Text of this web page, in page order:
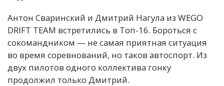
Антон Сваринский и Дмитрий Нагула из WEGO
DRIFT TEAM встретились в Топ-16. Бороться с
сокомандником — не самая приятная ситуация
во время соревнований, но таков автоспорт. Из
двух пилотов одного коллектива гонку
продолжил только Дмитрий.